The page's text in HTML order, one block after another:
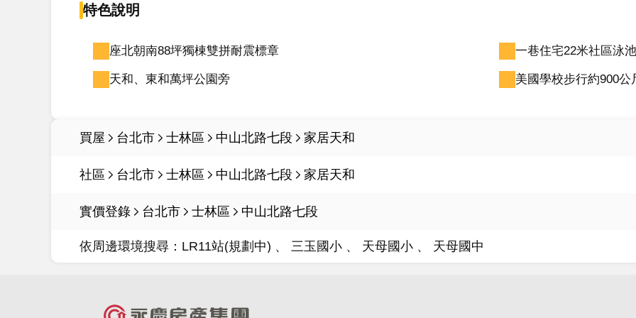
特色說明
座北朝南88坪獨棟雙拼耐震標章 一巷住宅22米社區泳池
天和、東和萬坪公園旁 美國學校步行約900公
買屋 台北市 士林區 中山北路七段 家居天和
社區 台北市 士林區 中山北路七段 家居天和
實價登錄 台北市 士林區 中山北路七段
依周邊環境搜尋： LR11站(規劃中) 三玉國小 天母國小 天母國中